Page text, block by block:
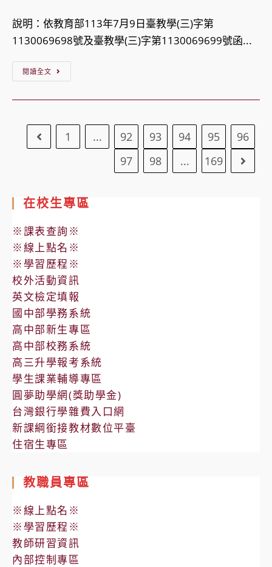
子
職
活
章
員
研
章
世
界
承
接
府
社
會
局
委
託
辦
理
「臺
中
山
海
屯
區
培
據
點」
說明：依教育部113年7月9日臺教學(三)字第
1130069698號及臺教學(三)字第1130069699號函...
閱讀全文
衛
正
布
「家
庭
暴
力
防
治
法
施
行
細
則」、
機
執
行
保
護
Go to the previous page
1 ... 92 93 94 95
96
97
98 ... 169 Go to
在校生專區
※課表查詢※
※線上點名※
※學習歷程※
校外活動資訊
英文檢定填報
國中部學務系統
高中部新生專區
高中部校務系統
高三升學報考系統
學生課業輔導專區
圓夢助學網(獎助學金)
台灣銀行學雜費入口網
新課綱銜接教材數位平臺
住宿生專區
教職員專區
※線上點名※
※學習歷程※
教師研習資訊
內部控制專區